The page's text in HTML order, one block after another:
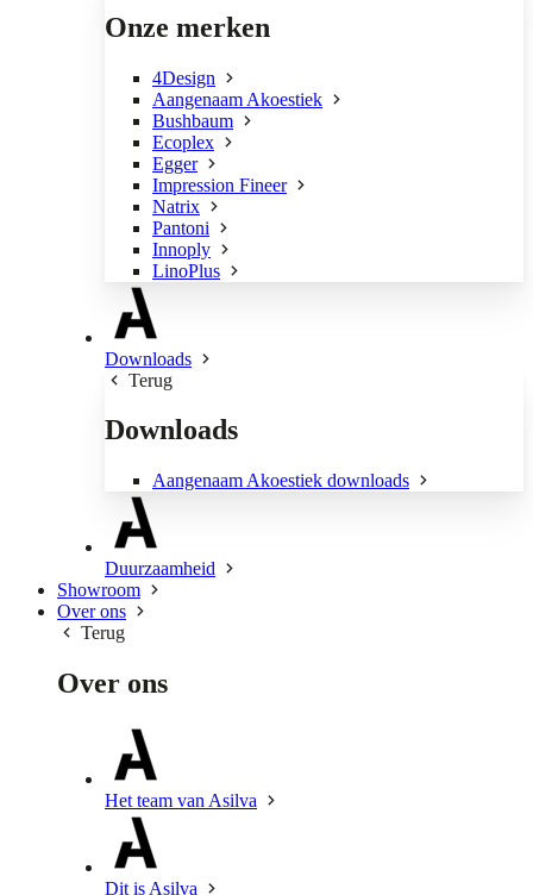
Onze merken
4Design
Aangenaam Akoestiek
Bushbaum
Ecoplex
Egger
Impression Fineer
Natrix
Pantoni
Innoply
LinoPlus
Downloads
Terug
Downloads
Aangenaam Akoestiek downloads
Duurzaamheid
Showroom
Over ons
Terug
Over ons
Het team van Asilva
Dit is Asilva